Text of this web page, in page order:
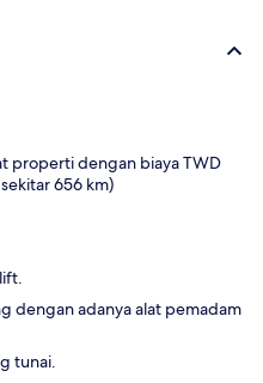
properti dengan biaya TWD
656 km)
dengan adanya alat pemadam
tunai.